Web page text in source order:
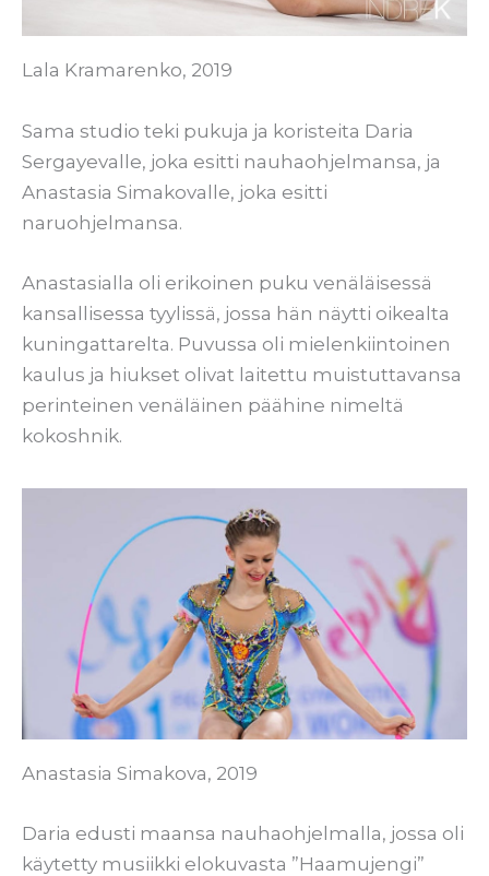
Lala Kramarenko, 2019
Sama studio teki pukuja ja koristeita Daria
Sergayevalle, joka esitti nauhaohjelmansa, ja
Anastasia Simakovalle, joka esitti
naruohjelmansa.
Anastasialla oli erikoinen puku venäläisessä
kansallisessa tyylissä, jossa hän näytti oikealta
kuningattarelta. Puvussa oli mielenkiintoinen
kaulus ja hiukset olivat laitettu muistuttavansa
perinteinen venäläinen päähine nimeltä
kokoshnik.
Anastasia Simakova, 2019
Daria edusti maansa nauhaohjelmalla, jossa oli
käytetty musiikki elokuvasta ”Haamujengi”